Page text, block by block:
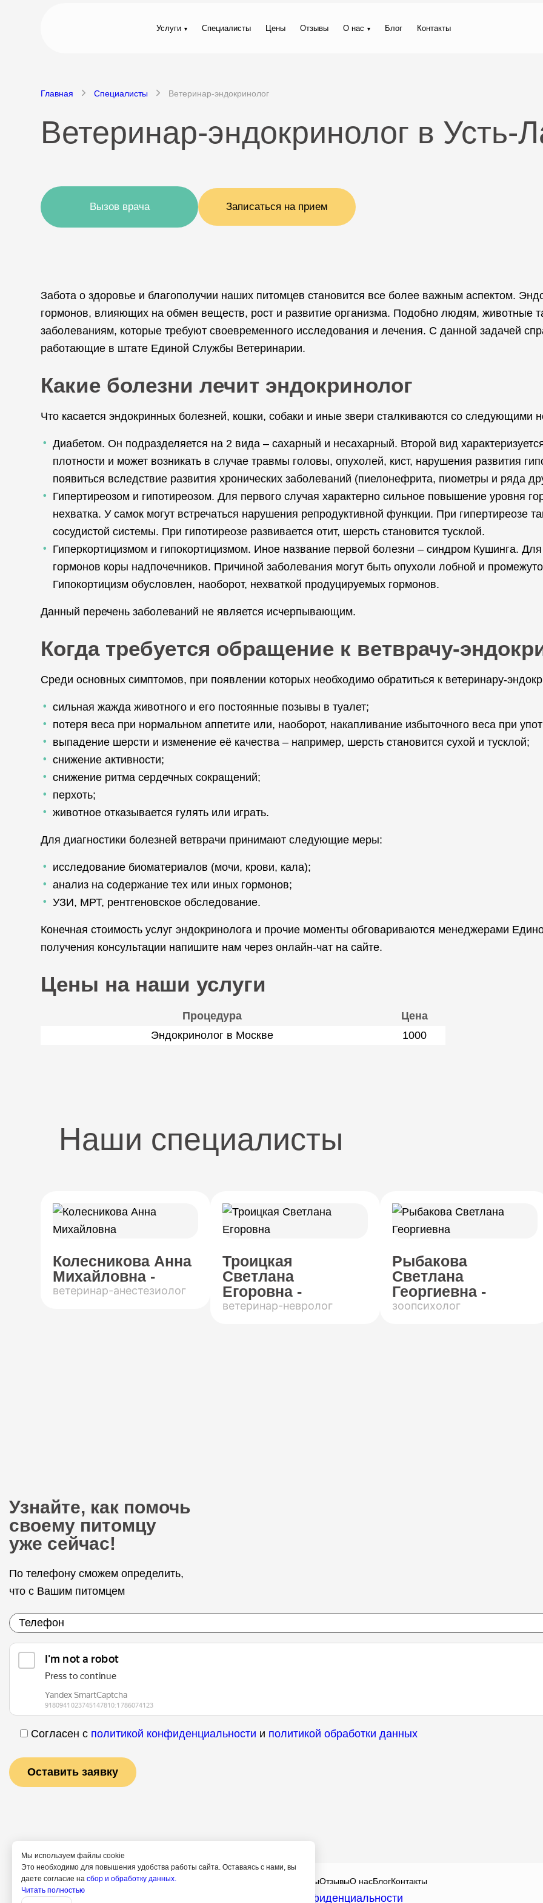
Услуги Специалисты Цены Отзывы О нас Блог Контакты
Главная Специалисты Ветеринар-эндокринолог
Ветеринар-эндокринолог в Усть-
Вызов врача Записаться на прием
Забота о здоровье и благополучии наших питомцев становится все более важным аспектом.
гормонов, влияющих на обмен веществ, рост и развитие организма. Подобно людям, животные
заболеваниям, которые требуют своевременного исследования и лечения. С данной задачей
работающие в штате Единой Службы Ветеринарии.
Какие болезни лечит эндокринолог
Что касается эндокринных болезней, кошки, собаки и иные звери сталкиваются со следующими
Диабетом. Он подразделяется на 2 вида – сахарный и несахарный. Второй вид
плотности и может возникать в случае травмы головы, опухолей, кист, нарушения развития
появиться вследствие развития хронических заболеваний (пиелонефрита, пиометры и ряда
Гипертиреозом и гипотиреозом. Для первого случая характерно сильное повышение уровня
нехватка. У самок могут встречаться нарушения репродуктивной функции. При гипертиреозе
сосудистой системы. При гипотиреозе развивается отит, шерсть становится тусклой.
Гиперкортицизмом и гипокортицизмом. Иное название первой болезни – синдром Кушинга.
гормонов коры надпочечников. Причиной заболевания могут быть опухоли лобной и
Гипокортицизм обусловлен, наоборот, нехваткой продуцируемых гормонов.
Данный перечень заболеваний не является исчерпывающим.
Когда требуется обращение к ветврачу-
Среди основных симптомов, при появлении которых необходимо обратиться к ветеринару-
сильная жажда животного и его постоянные позывы в туалет;
потеря веса при нормальном аппетите или, наоборот, накапливание избыточного веса при
выпадение шерсти и изменение её качества – например, шерсть становится сухой и тусклой;
снижение активности;
снижение ритма сердечных сокращений;
перхоть;
животное отказывается гулять или играть.
Для диагностики болезней ветврачи принимают следующие меры:
исследование биоматериалов (мочи, крови, кала);
анализ на содержание тех или иных гормонов;
УЗИ, МРТ, рентгеновское обследование.
Конечная стоимость услуг эндокринолога и прочие моменты обговариваются менеджерами
получения консультации напишите нам через онлайн-чат на сайте.
Цены на наши услуги
Процедура
Цена
Эндокринолог в Москве
1000
Наши специалисты
Колесникова Анна
Михайловна -
ветеринар-анестезиолог
Троицкая
Светлана
Егоровна -
ветеринар-невролог
Рыбакова
Светлана
Георгиевна -
зоопсихолог
Узнайте, как помочь
своему питомцу
уже сейчас!
По телефону сможем определить,
что с Вашим питомцем
Согласен с политикой конфиденциальности и политикой обработки данных
Мы используем файлы cookie
Это необходимо для повышения удобства работы сайта. Оставаясь с нами, вы
даете согласие на сбор и обработку данных.
Читать полностью
ЦеныОтзывыО насБлогКонтакты
Политика конфиденциальности